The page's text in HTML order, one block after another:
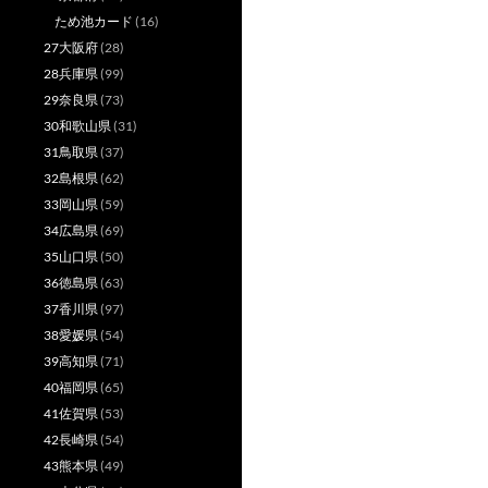
ため池カード (16)
27大阪府(28)
28兵庫県(99)
29奈良県(73)
30和歌山県(31)
31鳥取県(37)
32島根県(62)
33岡山県(59)
34広島県(69)
35山口県(50)
36徳島県(63)
37香川県(97)
38愛媛県(54)
39高知県(71)
40福岡県(65)
41佐賀県(53)
42長崎県(54)
43熊本県(49)